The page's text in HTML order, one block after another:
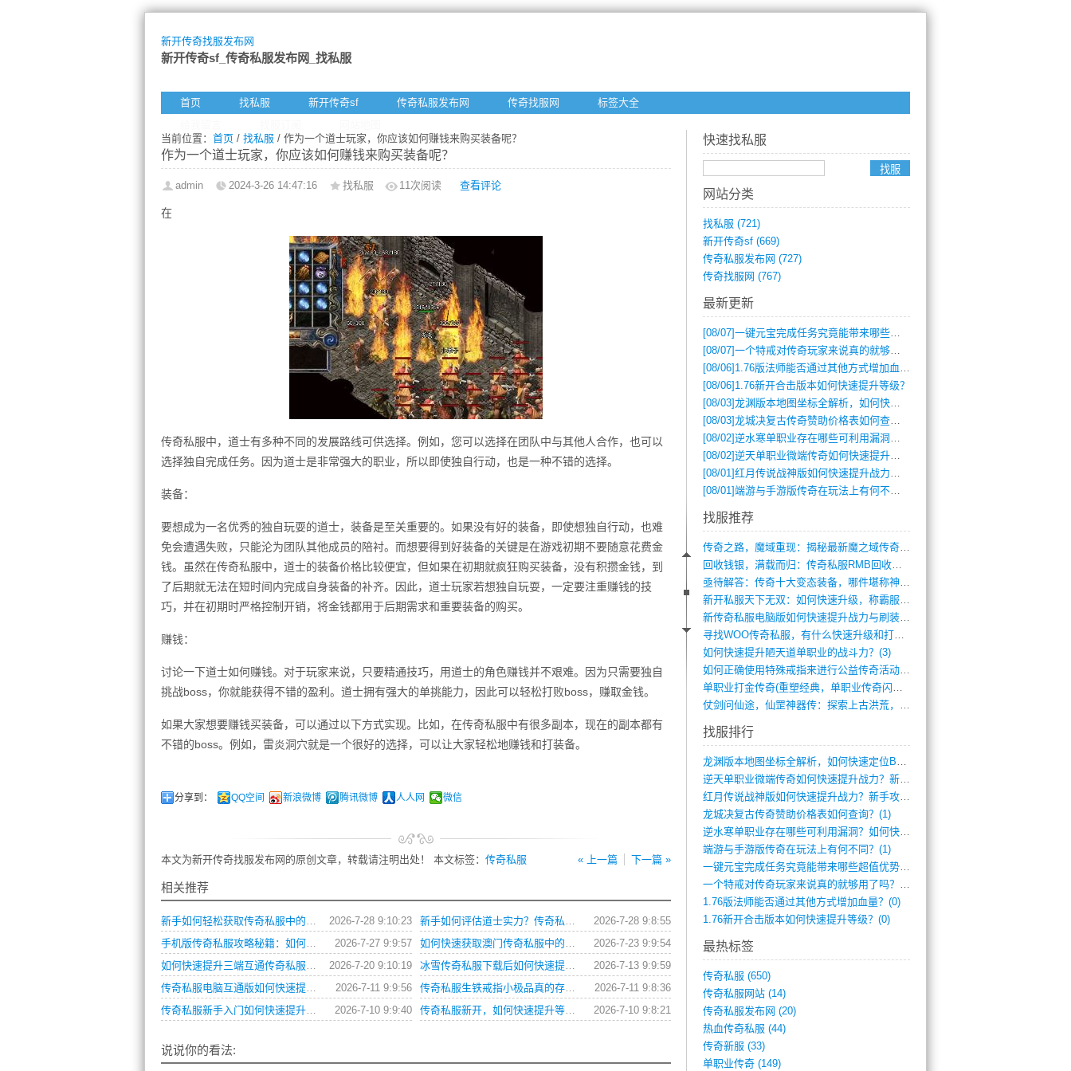
新开传奇找服发布网
新开传奇sf_传奇私服发布网_找私服
首页 找私服 新开传奇sf 传奇私服发布网 传奇找服网
标签大全
当前位置： 首页 / 找私服 / 作为一个道士玩家，你应该如何赚钱来购买装备呢？
作为一个道士玩家，你应该如何赚钱来购买装备呢？
admin 2024-3-26 14:47:16 找私服 11次阅读 查看评论
在
传奇私服中，道士有多种不同的发展路线可供选择。例如，您可以选择在团队中与其他人合作，也可以
选择独自完成任务。因为道士是非常强大的职业，所以即使独自行动，也是一种不错的选择。
装备：
要想成为一名优秀的独自玩耍的道士，装备是至关重要的。如果没有好的装备，即使想独自行动，也难
免会遭遇失败，只能沦为团队其他成员的陪衬。而想要得到好装备的关键是在游戏初期不要随意花费金
钱。虽然在传奇私服中，道士的装备价格比较便宜，但如果在初期就疯狂购买装备，没有积攒金钱，到
了后期就无法在短时间内完成自身装备的补齐。因此，道士玩家若想独自玩耍，一定要注重赚钱的技
巧，并在初期时严格控制开销，将金钱都用于后期需求和重要装备的购买。
赚钱：
讨论一下道士如何赚钱。对于玩家来说，只要精通技巧，用道士的角色赚钱并不艰难。因为只需要独自
挑战boss，你就能获得不错的盈利。道士拥有强大的单挑能力，因此可以轻松打败boss，赚取金钱。
如果大家想要赚钱买装备，可以通过以下方式实现。比如，在传奇私服中有很多副本，现在的副本都有
不错的boss。例如，雷炎洞穴就是一个很好的选择，可以让大家轻松地赚钱和打装备。
分享到： QQ空间 新浪微博 腾讯微博 人人网 微信
« 上一篇 下一篇 »
本文为新开传奇找服发布网的原创文章，转载请注明出处！ 本文标签： 传奇私服
相关推荐
2026-7-28 9:10:23
新手如何轻松获取传奇私服中的各类游戏礼包？ 2026-7-28 9:8:55
新手如何评估道士实力？传奇私服玩家操作习惯全解析
2026-7-27 9:9:57
手机版传奇私服攻略秘籍：如何快速提升战力？ 2026-7-23 9:9:54
如何快速获取澳门传奇私服中的顶级装备？
2026-7-20 9:10:19
如何快速提升三端互通传奇私服角色战斗力？ 2026-7-13 9:9:59
冰雪传奇私服下载后如何快速提升角色等级？
2026-7-11 9:9:56
传奇私服电脑互通版如何快速提升角色等级？ 2026-7-11 9:8:36
传奇私服生铁戒指小极品真的存在吗？如何获取？
2026-7-10 9:9:40
传奇私服新手入门如何快速提升战力？ 2026-7-10 9:8:21
传奇私服新开，如何快速提升等级与获取顶级装备？
说说你的看法:
快速找私服
网站分类
找私服 (721)
新开传奇sf (669)
传奇私服发布网 (727)
传奇找服网 (767)
最新更新
[08/07]一键元宝完成任务究竟能带来哪些超值优势？
[08/07]一个特戒对传奇玩家来说真的就够用了吗？
[08/06] 1.76版法师能否通过其他方式增加血量？
[08/06] 1.76新开合击版本如何快速提升等级？
[08/03]龙渊版本地图坐标全解析，如何快速定位BOSS位置？
[08/03]龙城决复古传奇赞助价格表如何查询？
[08/02]逆水寒单职业存在哪些可利用漏洞？如何快速提升战力？
[08/02]逆天单职业微端传奇如何快速提升战力？新手必看攻略
[08/01]红月传说战神版如何快速提升战力？新手攻略全解析？
[08/01]端游与手游版传奇在玩法上有何不同？
找服推荐
传奇之路，魔域重现：揭秘最新魔之域传奇攻(712)
回收钱银，满载而归：传奇私服RMB回收装(548)
亟待解答：传奇十大变态装备，哪件堪称神器(347)
新开私服天下无双：如何快速升级，称霸服务(681)
新传奇私服电脑版如何快速提升战力与刷装备(835)
寻找WOO传奇私服，有什么快速升级和打宝(864)
如何快速提升陋天道单职业的战斗力？(3)
如何正确使用特殊戒指来进行公益传奇活动？(10)
单职业打金传奇(重塑经典，单职业传奇闪耀(10)
仗剑问仙途，仙罡神器传：探索上古洪荒，揭(813)
找服排行
龙渊版本地图坐标全解析，如何快速定位BO(3)
逆天单职业微端传奇如何快速提升战力？新手(2)
红月传说战神版如何快速提升战力？新手攻略(2)
龙城决复古传奇赞助价格表如何查询？(1)
逆水寒单职业存在哪些可利用漏洞？如何快速(1)
端游与手游版传奇在玩法上有何不同？(1)
一键元宝完成任务究竟能带来哪些超值优势？(0)
一个特戒对传奇玩家来说真的就够用了吗？(0)
1.76版法师能否通过其他方式增加血量？(0)
1.76新开合击版本如何快速提升等级？(0)
最热标签
传奇私服 (650)
传奇私服网站 (14)
传奇私服发布网 (20)
热血传奇私服 (44)
传奇新服 (33)
单职业传奇 (149)